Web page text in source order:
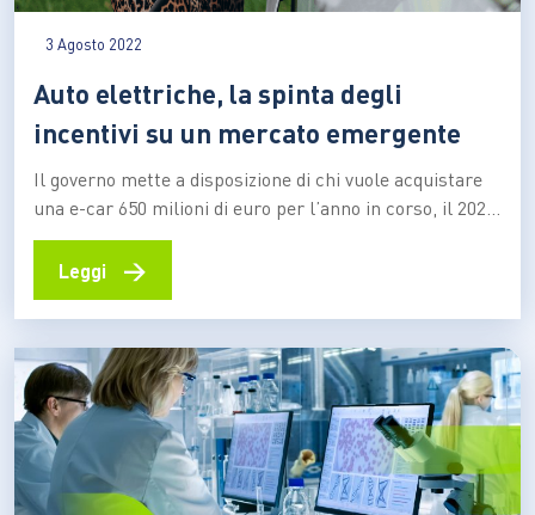
3 Agosto 2022
Auto elettriche, la spinta degli
incentivi su un mercato emergente
Il governo mette a disposizione di chi vuole acquistare
una e-car 650 milioni di euro per l’anno in corso, il 2023
e il 2024. Ecco tutto quello che c’è da sapere su questa
nuova forma di mobilità improntata alla sostenibilità
Leggi →